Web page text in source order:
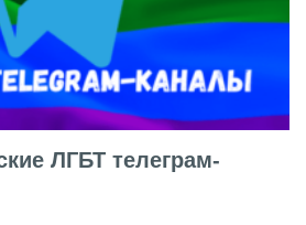
ЛГБТ телеграм-